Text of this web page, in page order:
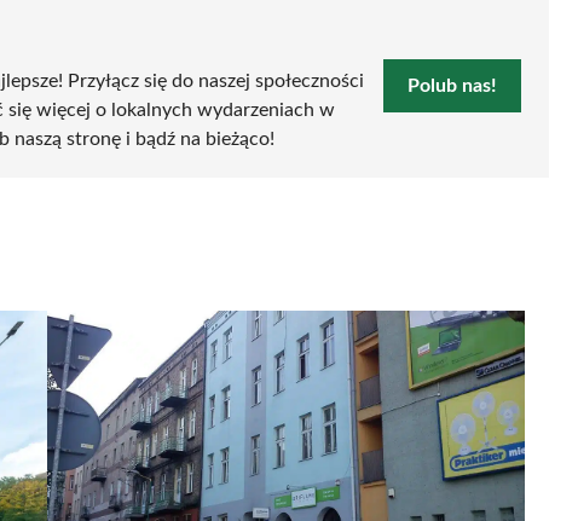
Przyłącz się do naszej społeczności
się więcej o lokalnych wydarzeniach w
naszą stronę i bądź na bieżąco!
Polub nas!